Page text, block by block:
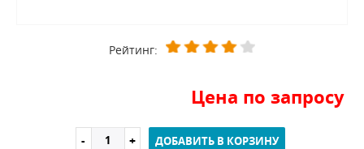
Рейтинг:
Цена по запросу
ДОБАВИТЬ В КОРЗИНУ